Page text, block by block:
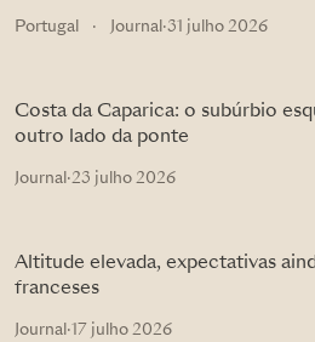
Portugal · Journal ·31 julho 2026
Costa da Caparica: o subúrbio
outro lado da ponte
Journal ·23 julho 2026
Altitude elevada, expectativas
franceses
Journal ·17 julho 2026